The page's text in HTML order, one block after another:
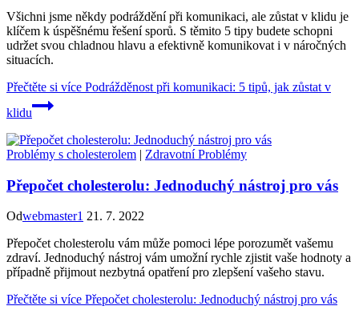
Všichni jsme někdy podráždění při komunikaci, ale zůstat v klidu je
klíčem k úspěšnému řešení sporů. S těmito 5 tipy budete schopni
udržet svou chladnou hlavu a efektivně komunikovat i v náročných
situacích.
Přečtěte si více Podrážděnost při komunikaci: 5 tipů, jak zůstat v
klidu
Problémy s cholesterolem | Zdravotní Problémy
Přepočet cholesterolu: Jednoduchý nástroj pro vás
Odwebmaster1 21. 7. 2022
Přepočet cholesterolu vám může pomoci lépe porozumět vašemu
zdraví. Jednoduchý nástroj vám umožní rychle zjistit vaše hodnoty a
případně přijmout nezbytná opatření pro zlepšení vašeho stavu.
Přečtěte si více Přepočet cholesterolu: Jednoduchý nástroj pro vás